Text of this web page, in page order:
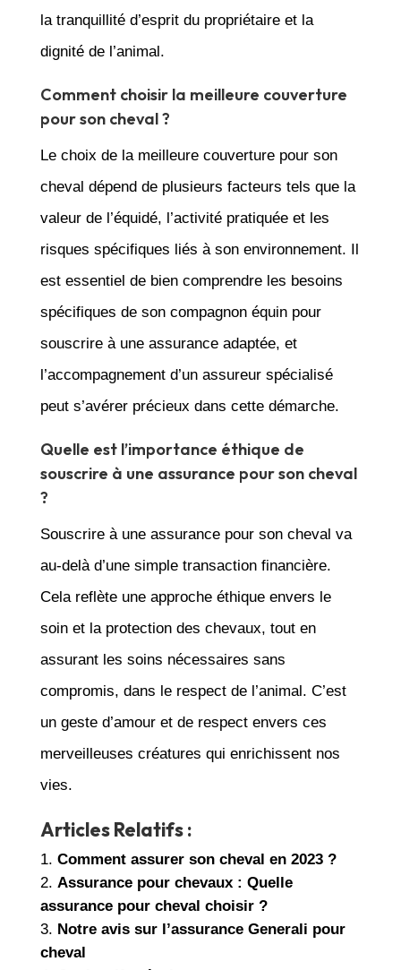
la tranquillité d’esprit du propriétaire et la
dignité de l’animal.
Comment choisir la meilleure couverture
pour son cheval ?
Le choix de la meilleure couverture pour son
cheval dépend de plusieurs facteurs tels que la
valeur de l’équidé, l’activité pratiquée et les
risques spécifiques liés à son environnement. Il
est essentiel de bien comprendre les besoins
spécifiques de son compagnon équin pour
souscrire à une assurance adaptée, et
l’accompagnement d’un assureur spécialisé
peut s’avérer précieux dans cette démarche.
Quelle est l’importance éthique de
souscrire à une assurance pour son cheval
?
Souscrire à une assurance pour son cheval va
au-delà d’une simple transaction financière.
Cela reflète une approche éthique envers le
soin et la protection des chevaux, tout en
assurant les soins nécessaires sans
compromis, dans le respect de l’animal. C’est
un geste d’amour et de respect envers ces
merveilleuses créatures qui enrichissent nos
vies.
Articles Relatifs :
Comment assurer son cheval en 2023 ?
Assurance pour chevaux : Quelle
assurance pour cheval choisir ?
Notre avis sur l’assurance Generali pour
cheval